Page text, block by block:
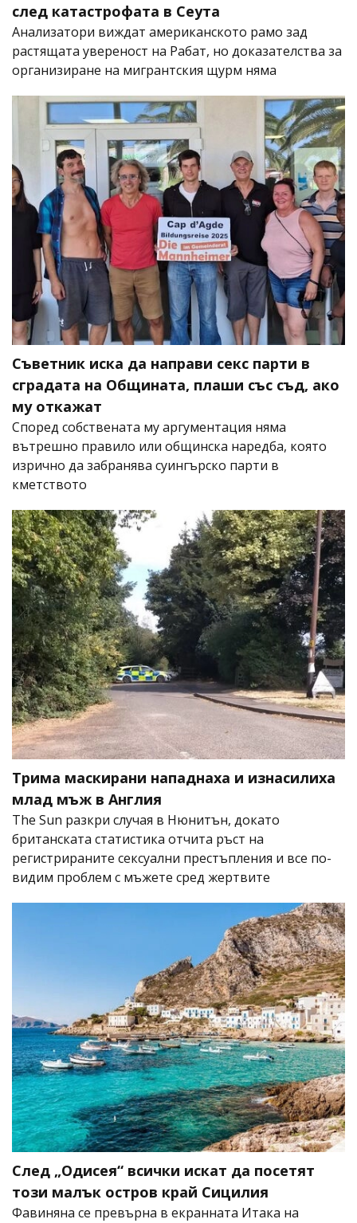
след катастрофата в Сеута
Анализатори виждат американското рамо зад
растящата увереност на Рабат, но доказателства за
организиране на мигрантския щурм няма
Съветник иска да направи секс парти в
сградата на Общината, плаши със съд, ако
му откажат
Според собствената му аргументация няма
вътрешно правило или общинска наредба, която
изрично да забранява суингърско парти в
кметството
Трима маскирани нападнаха и изнасилиха
млад мъж в Англия
The Sun разкри случая в Нюнитън, докато
британската статистика отчита ръст на
регистрираните сексуални престъпления и все по-
видим проблем с мъжете сред жертвите
След „Одисея“ всички искат да посетят
този малък остров край Сицилия
Фавиняна се превърна в екранната Итака на